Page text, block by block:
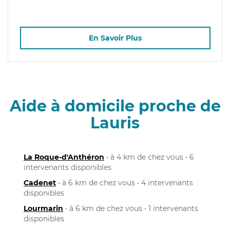
En Savoir Plus
Aide à domicile proche de
Lauris
La Roque-d'Anthéron • à 4 km de chez vous • 6
intervenants disponibles
Cadenet • à 6 km de chez vous • 4 intervenants
disponibles
Lourmarin • à 6 km de chez vous • 1 intervenants
disponibles